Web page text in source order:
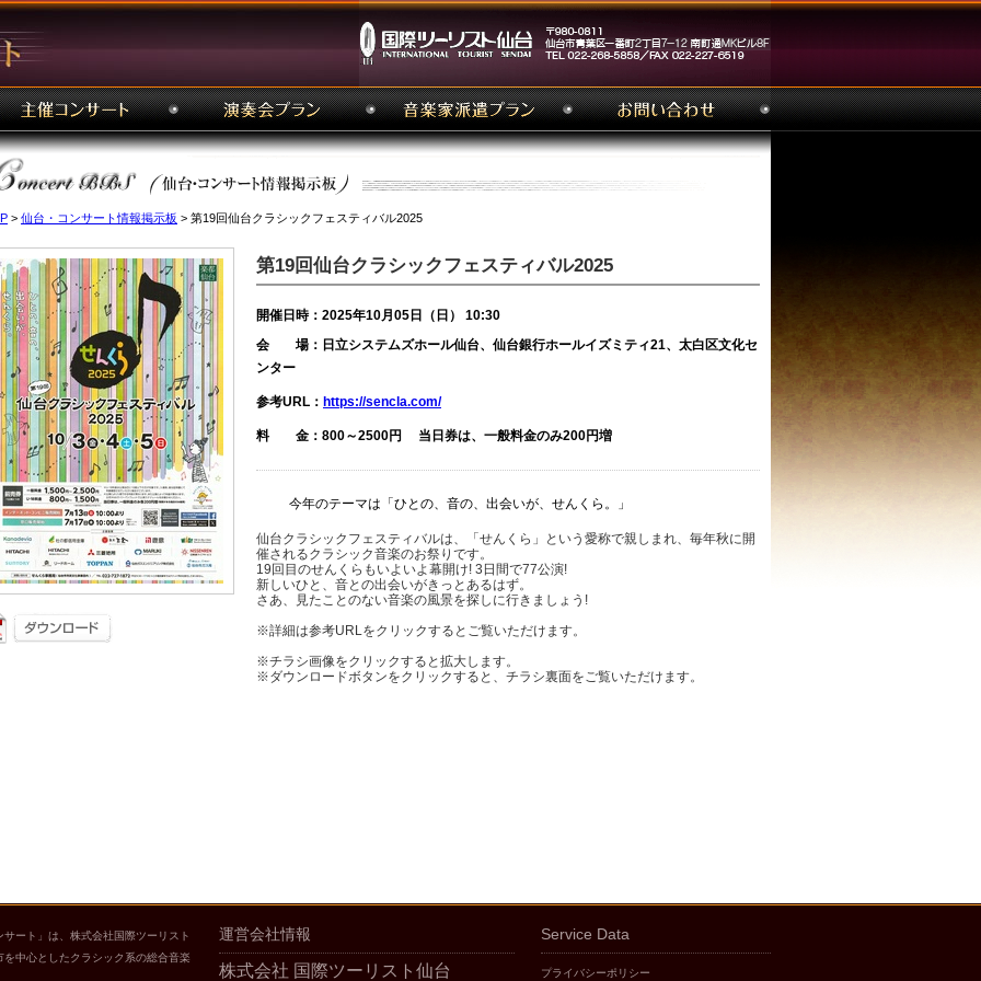
> 仙台・コンサート情報掲示板 > 第19回仙台クラシックフェスティバル2025
第19回仙台クラシックフェスティバル2025
開催日時：2025年10月05日（日） 10:30
会 場：日立システムズホール仙台、仙台銀行ホールイズミティ21、太白区文化セ
ンター
参考URL： https://sencla.com/
料 金：800～2500円 当日券は、一般料金のみ200円増
今年のテーマは「ひとの、音の、出会いが、せんくら。」
仙台クラシックフェスティバルは、「せんくら」という愛称で親しまれ、毎年秋に開
催されるクラシック音楽のお祭りです。
19回目のせんくらもいよいよ幕開け! 3日間で77公演!
新しいひと、音との出会いがきっとあるはず。
さあ、見たことのない音楽の風景を探しに行きましょう!
※詳細は参考URLをクリックするとご覧いただけます。
※チラシ画像をクリックすると拡大します。
※ダウンロードボタンをクリックすると、チラシ裏面をご覧いただけます。
ート」は、株式会社国際ツーリスト
を中心としたクラシック系の総合音楽
運営会社情報
株式会社 国際ツーリスト仙台
Service Data
プライバシーポリシー